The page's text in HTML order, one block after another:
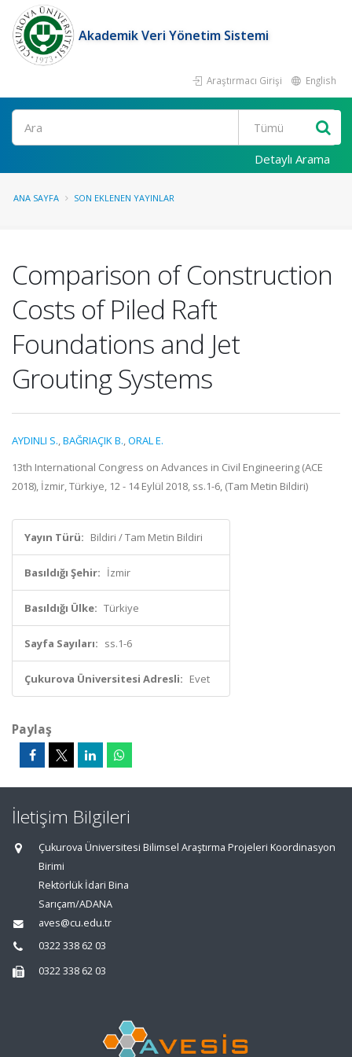
Akademik Veri Yönetim Sistemi
Araştırmacı Girişi English
Ara
Detaylı Arama
ANA SAYFA SON EKLENEN YAYINLAR
Comparison of Construction
Costs of Piled Raft
Foundations and Jet
Grouting Systems
AYDINLI S.,BAĞRIAÇIK B.,ORAL E.
13th International Congress on Advances in Civil Engineering (ACE
2018), İzmir, Türkiye, 12 - 14 Eylül 2018, ss.1-6, (Tam Metin Bildiri)
Yayın Türü: Bildiri / Tam Metin Bildiri
Basıldığı Şehir: İzmir
Basıldığı Ülke: Türkiye
Sayfa Sayıları: ss.1-6
Çukurova Üniversitesi Adresli: Evet
Paylaş
İletişim Bilgileri
Çukurova Üniversitesi Bilimsel Araştırma Projeleri Koordinasyon
Birimi
Rektörlük İdari Bina
Sarıçam/ADANA
aves@cu.edu.tr
0322 338 62 03
0322 338 62 03